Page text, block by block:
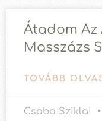
Átadom Az
Masszázs
TOVÁBB
Csaba Sziklai